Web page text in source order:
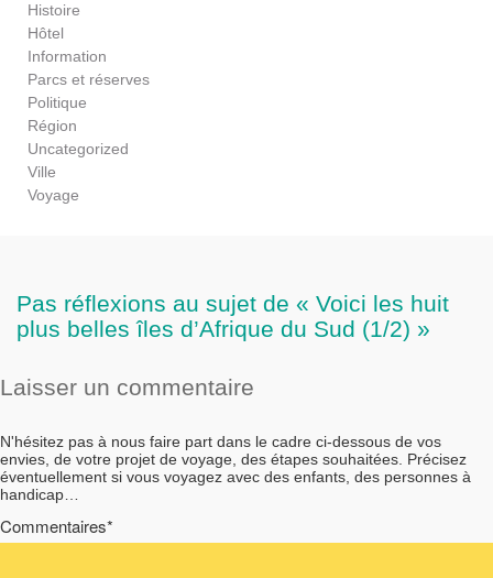
Histoire
Hôtel
Information
Parcs et réserves
Politique
Région
Uncategorized
Ville
Voyage
Pas réflexions au sujet de « Voici les huit
plus belles îles d’Afrique du Sud (1/2) »
Laisser un commentaire
N'hésitez pas à nous faire part dans le cadre ci-dessous de vos
envies, de votre projet de voyage, des étapes souhaitées. Précisez
éventuellement si vous voyagez avec des enfants, des personnes à
handicap…
Commentaires*